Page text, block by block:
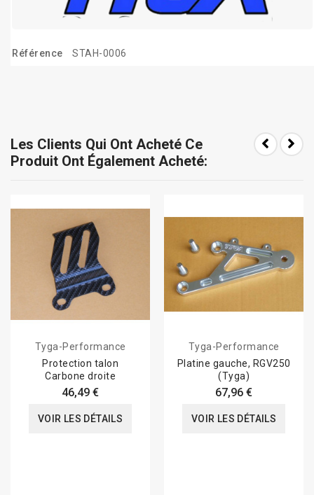
Référence STAH-0006
Les Clients Qui Ont Acheté Ce
Produit Ont Également Acheté:
Tyga-Performance
Protection talon
Carbone droite
46,49 €
VOIR LES DÉTAILS
Tyga-Performance
Platine gauche, RGV250
(Tyga)
67,96 €
VOIR LES DÉTAILS